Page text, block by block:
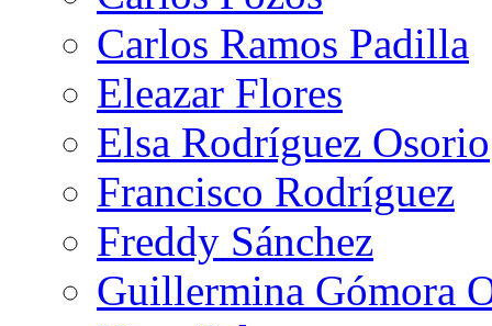
Carlos Ramos Padilla
Eleazar Flores
Elsa Rodríguez Osorio
Francisco Rodríguez
Freddy Sánchez
Guillermina Gómora